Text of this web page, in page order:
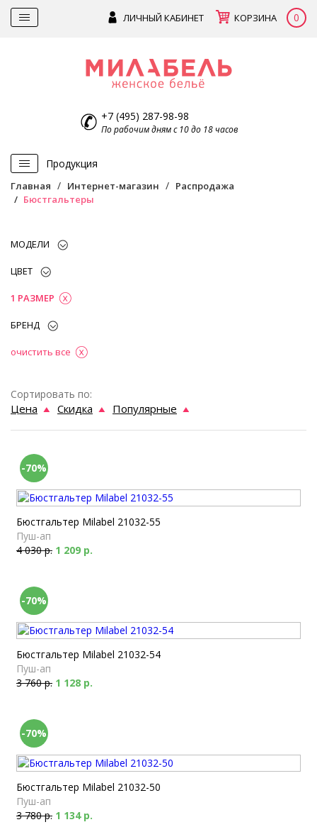
ЛИЧНЫЙ КАБИНЕТ КОРЗИНА 0
+7 (495) 287-98-98
По рабочим дням с 10 до 18 часов
Продукция
Главная Интернет-магазин
Распродажа
Бюстгальтеры
МОДЕЛИ
ЦВЕТ
1 РАЗМЕР
БРЕНД
очистить все
Сортировать по:
Цена Скидка Популярные
-70%
Бюстгальтер Milabel 21032-55
Пуш-ап
4 030 р. 1 209 р.
-70%
Бюстгальтер Milabel 21032-54
Пуш-ап
3 760 р. 1 128 р.
-70%
Бюстгальтер Milabel 21032-50
Пуш-ап
3 780 р. 1 134 р.